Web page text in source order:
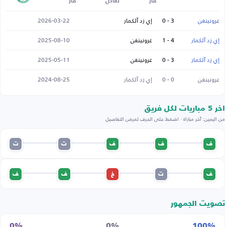
غرونينغن 3 - 0 إي زد آلكمار
2026-03-22
إي زد آلكمار
4 - 1 غرونينغن
2025-08-10
إي زد آلكمار
3 - 0 غرونينغن
2025-05-11
غرونينغن
0 - 0 إي زد آلكمار 2024-08-25
اخر 5 مباريات لكل فريق
من اليمين: آخر مباراة · اضغط على الحرف لعرض التفاصيل
ف ف ف ت ت
ف ت خ ف ف
تصويت الجمهور